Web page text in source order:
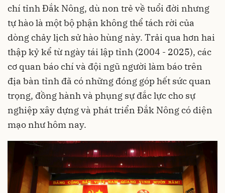
chí tỉnh Đắk Nông, dù non trẻ về tuổi đời nhưng
tự hào là một bộ phận không thể tách rời của
dòng chảy lịch sử hào hùng này. Trải qua hơn hai
thập kỷ kể từ ngày tái lập tỉnh (2004 - 2025), các
cơ quan báo chí và đội ngũ người làm báo trên
địa bàn tỉnh đã có những đóng góp hết sức quan
trọng, đồng hành và phụng sự đắc lực cho sự
nghiệp xây dựng và phát triển Đắk Nông có diện
mạo như hôm nay.